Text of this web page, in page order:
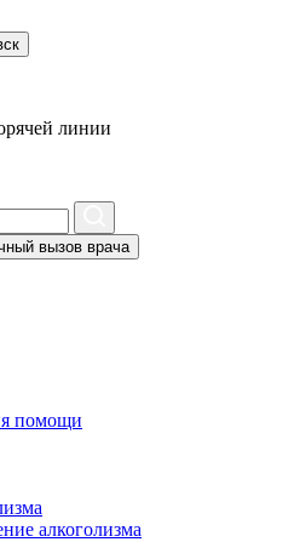
линии
вызов врача
помощи
алкоголизма